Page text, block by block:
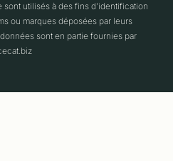
sont utilisés à des fins d'identification
ou marques déposées par leurs
sont en partie fournies par